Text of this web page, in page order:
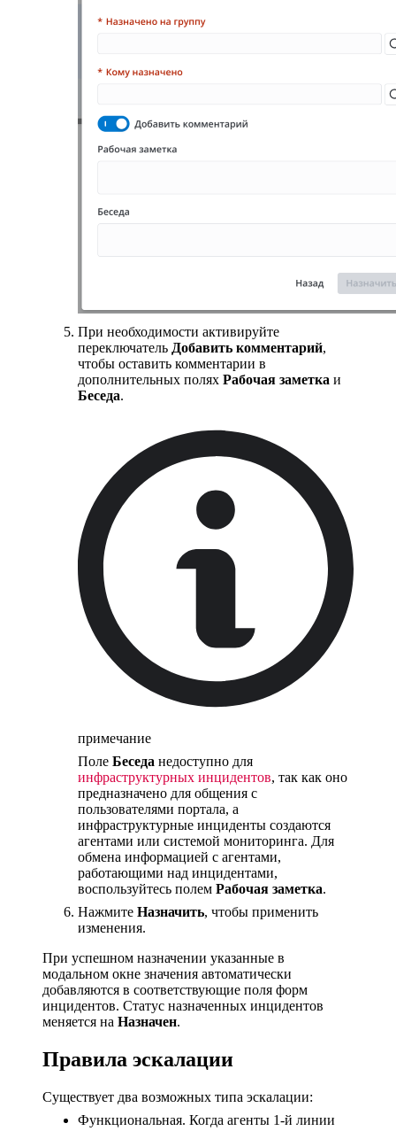
При необходимости активируйте
переключатель Добавить комментарий,
чтобы оставить комментарии в
дополнительных полях Рабочая заметка и
Беседа.
примечание
Поле Беседа недоступно для
инфраструктурных инцидентов, так как оно
предназначено для общения с
пользователями портала, а
инфраструктурные инциденты создаются
агентами или системой мониторинга. Для
обмена информацией с агентами,
работающими над инцидентами,
воспользуйтесь полем Рабочая заметка.
Нажмите Назначить, чтобы применить
изменения.
При успешном назначении указанные в
модальном окне значения автоматически
добавляются в соответствующие поля форм
инцидентов. Статус назначенных инцидентов
меняется на Назначен.
Правила эскалации
Существует два возможных типа эскалации:
Функциональная. Когда агенты 1-й линии